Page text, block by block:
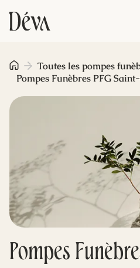
Obsèques
Prévoyance
Monument funéraire
Livraison de fleurs
Blog
Pompes
Toutes les pompes
Pompes Funèbres PFG